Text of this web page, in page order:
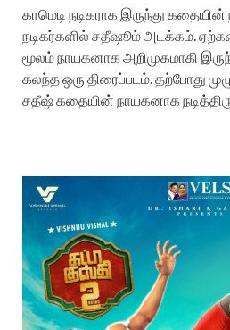
காமெடி நடிகராக இருந்து
நடிகர்களில் சதீஷூம் அடக்கம்.
மூலம் நாயகனாக அறிமுகமாகி
கலந்த ஒரு திரைப்படம். தற்போது
சதீஷ் கதையின் நாயகனாக